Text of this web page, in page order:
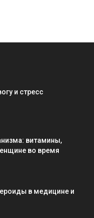
и стресс
витамины,
во время
в медицине и